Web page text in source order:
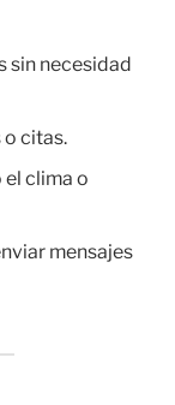
sin necesidad
citas.
clima o
mensajes